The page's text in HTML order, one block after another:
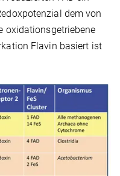
dem von
oxidationsgetriebene
Flavin basiert ist